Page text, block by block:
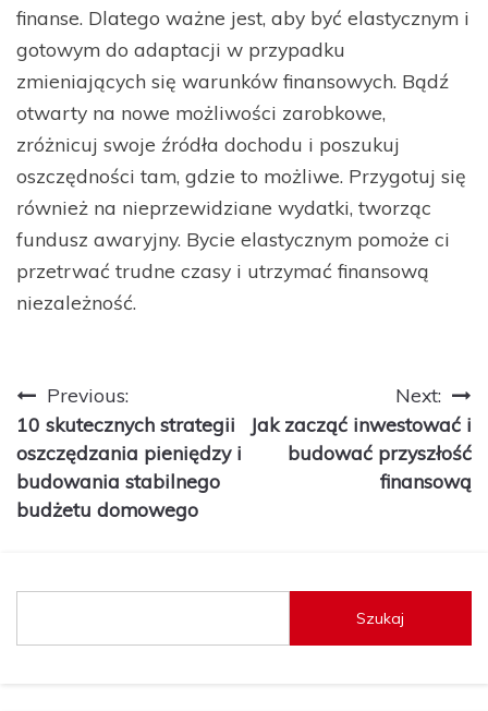
finanse. Dlatego ważne jest, aby być elastycznym i
gotowym do adaptacji w przypadku
zmieniających się warunków finansowych. Bądź
otwarty na nowe możliwości zarobkowe,
zróżnicuj swoje źródła dochodu i poszukuj
oszczędności tam, gdzie to możliwe. Przygotuj się
również na nieprzewidziane wydatki, tworząc
fundusz awaryjny. Bycie elastycznym pomoże ci
przetrwać trudne czasy i utrzymać finansową
niezależność.
Nawigacja
wpisu
Previous:
10 skutecznych strategii
oszczędzania pieniędzy i
budowania stabilnego
budżetu domowego
Next:
Jak zacząć inwestować i
budować przyszłość
finansową
Szukaj